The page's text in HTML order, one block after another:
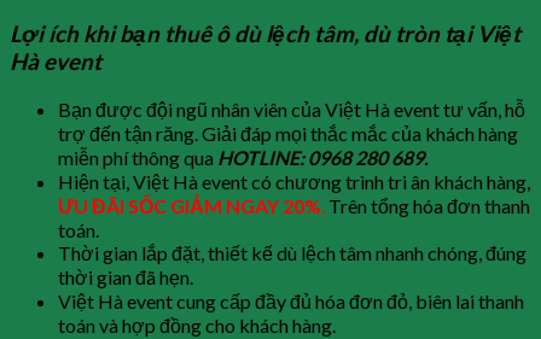
Lợi ích khi bạn thuê ô dù lệch tâm, dù tròn tại Việt
Hà event
Bạn được đội ngũ nhân viên của Việt Hà event tư vấn, hỗ
trợ đến tận răng. Giải đáp mọi thắc mắc của khách hàng
miễn phí thông qua HOTLINE: 0968 280 689.
Hiện tại, Việt Hà event có chương trình tri ân khách hàng,
ƯU ĐÃI SỐC GIẢM NGAY 20%. Trên tổng hóa đơn thanh
toán.
Thời gian lắp đặt, thiết kế dù lệch tâm nhanh chóng, đúng
thời gian đã hẹn.
Việt Hà event cung cấp đầy đủ hóa đơn đỏ, biên lai thanh
toán và hợp đồng cho khách hàng.